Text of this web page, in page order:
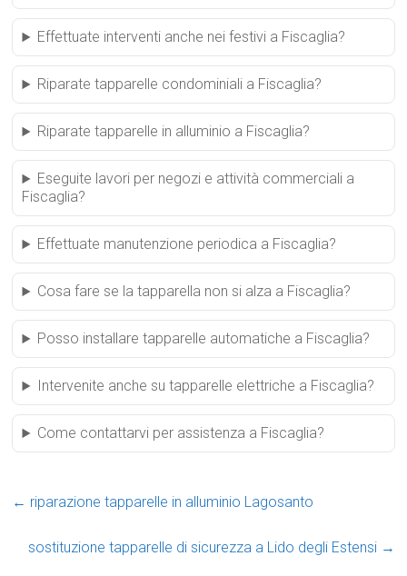
Effettuate interventi anche nei festivi a Fiscaglia?
Riparate tapparelle condominiali a Fiscaglia?
Riparate tapparelle in alluminio a Fiscaglia?
Eseguite lavori per negozi e attività commerciali a
Fiscaglia?
Effettuate manutenzione periodica a Fiscaglia?
Cosa fare se la tapparella non si alza a Fiscaglia?
Posso installare tapparelle automatiche a Fiscaglia?
Intervenite anche su tapparelle elettriche a Fiscaglia?
Come contattarvi per assistenza a Fiscaglia?
← riparazione tapparelle in alluminio Lagosanto
sostituzione tapparelle di sicurezza a Lido degli Estensi →